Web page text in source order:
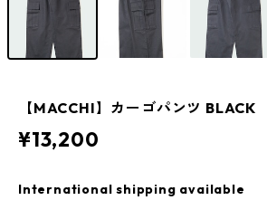
【MACCHI】カーゴパンツ BLACK
¥13,200
International shipping available